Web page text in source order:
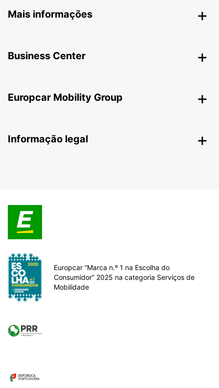
Mais informações
Business Center
Europcar Mobility Group
Informação legal
Europcar “Marca n.º 1 na Escolha do
Consumidor” 2025 na categoria Serviços de
Mobilidade